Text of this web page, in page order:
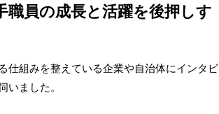
職員の成長と活躍を後押しす
仕組みを整えている企業や自治体にインタビ
いました。